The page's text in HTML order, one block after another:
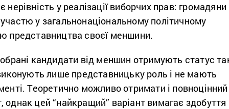
нерівність у реалізації виборчих прав: громадяни
у загальнонаціональному політичному
представництва своєї меншини.
кандидати від меншин отримують статус
лише представницьку роль і не мають
Теоретично можливо отримати і повноцінний
цей “найкращий” варіант вимагає здобуття